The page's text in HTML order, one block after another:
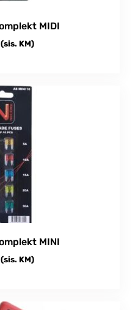
MIDI
(sis. KM)
MINI
(sis. KM)